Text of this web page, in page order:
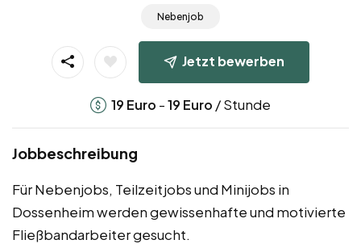
Nebenjob
Jetzt bewerben
19 Euro -19 Euro / Stunde
Jobbeschreibung
Für Nebenjobs, Teilzeitjobs und Minijobs in
Dossenheim werden gewissenhafte und motivierte
Fließbandarbeiter gesucht.